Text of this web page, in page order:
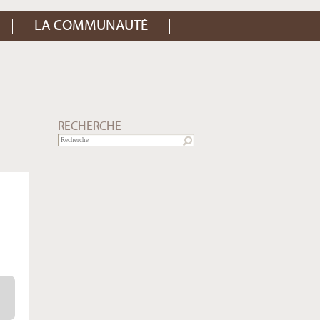
LA COMMUNAUTÉ
RECHERCHE